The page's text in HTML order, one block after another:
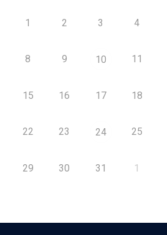
1 2 3 4
8 9 10 11
15 16 17 18
22 23 24 25
29 30 31 1